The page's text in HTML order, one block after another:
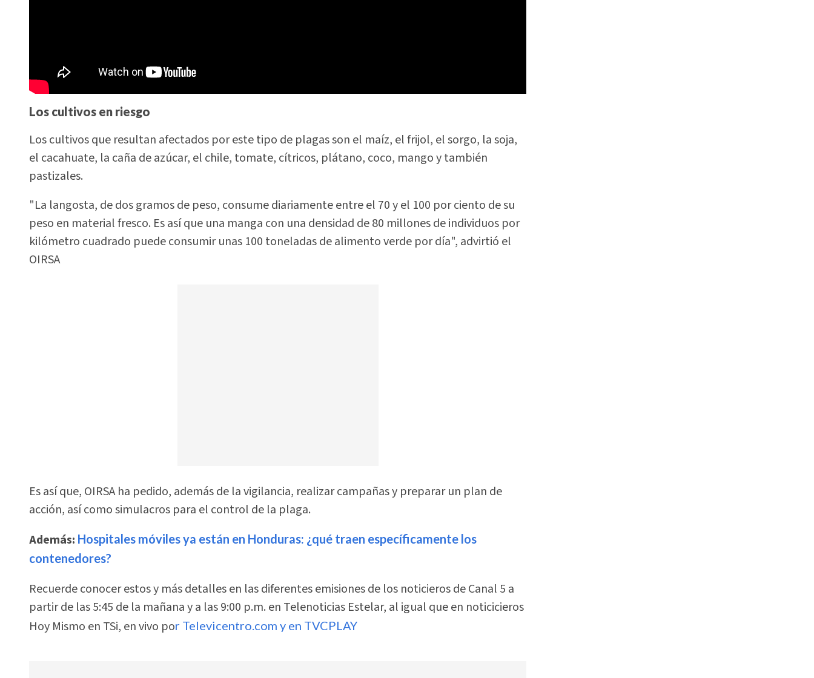
Los cultivos en riesgo
Los cultivos que resultan afectados por este tipo de plagas son el maíz, el frijol, el sorgo, la soja,
el cacahuate, la caña de azúcar, el chile, tomate, cítricos, plátano, coco, mango y también
pastizales.
"La langosta, de dos gramos de peso, consume diariamente entre el 70 y el 100 por ciento de su
peso en material fresco. Es así que una manga con una densidad de 80 millones de individuos por
kilómetro cuadrado puede consumir unas 100 toneladas de alimento verde por día", advirtió el
OIRSA
Es así que, OIRSA ha pedido, además de la vigilancia, realizar campañas y preparar un plan de
acción, así como simulacros para el control de la plaga.
Además: Hospitales móviles ya están en Honduras: ¿qué traen específicamente los
contenedores?
Recuerde conocer estos y más detalles en las diferentes emisiones de los noticieros de Canal 5 a
partir de las 5:45 de la mañana y a las 9:00 p.m. en Telenoticias Estelar, al igual que en noticicieros
Hoy Mismo en TSi, en vivo por Televicentro.com y en TVCPLAY